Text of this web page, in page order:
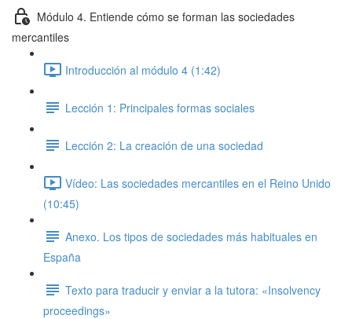
Módulo 4. Entiende cómo se forman las sociedades
mercantiles
Introducción al módulo 4 (1:42)
Lección 1: Principales formas sociales
Lección 2: La creación de una sociedad
Vídeo: Las sociedades mercantiles en el Reino Unido
(10:45)
Anexo. Los tipos de sociedades más habituales en
España
Texto para traducir y enviar a la tutora: «Insolvency
proceedings»